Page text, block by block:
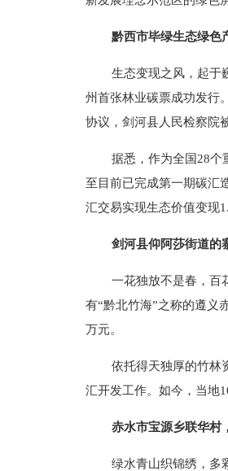
黔西市毕绿生态绿色
生态变现之风，起于
州首张林业碳票成功发行
协议，剑河县人民检察院
据悉，作为全国28个
至目前已完成第一期碳汇
汇交易实现生态价值变现
剑河县仰阿莎街道的
一花独放不是春，
有“黔北竹海”之称的遵义
万元。
依托得天独厚的竹林
汇开发工作。如今，当地
赤水市宝源乡联华村
绿水青山织锦绣，多